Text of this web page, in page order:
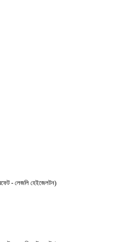
- লেজলি হেইজেলটন)